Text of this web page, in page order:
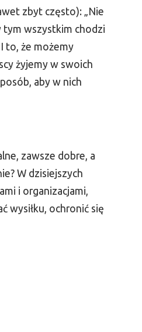
zbyt często): „Nie
tym wszystkim chodzi
to, że możemy
żyjemy w swoich
aby w nich
zawsze dobre, a
W dzisiejszych
i organizacjami,
wysiłku, ochronić się